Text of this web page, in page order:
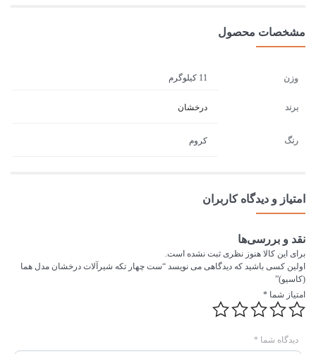
مشخصات محصول
وزن 11 کیلوگرم
برند درخشان
رنگ کروم
امتیاز و دیدگاه کاربران
نقد و بررسی‌ها
برای این کالا هنوز نظری ثبت نشده است.
اولین کسی باشید که دیدگاهی می نویسد “ست چهار تکه شیرآلات درخشان مدل هما
(کاسیو)”
امتیاز شما *
دیدگاه شما *